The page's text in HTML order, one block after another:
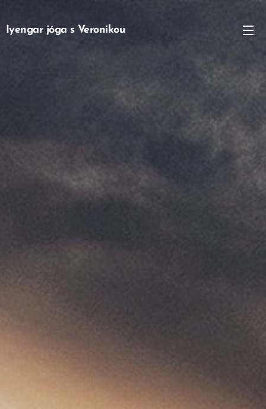
Iyengar jóga s Veronikou